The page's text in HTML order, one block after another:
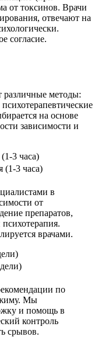
от токсинов. Врачи
отвечают на
согласие.
различные методы:
на основе
зависимости и
(1-3 часа)
в
от
препаратов,
врачами.
по
Мы
и помощь в
контроль
срывов.